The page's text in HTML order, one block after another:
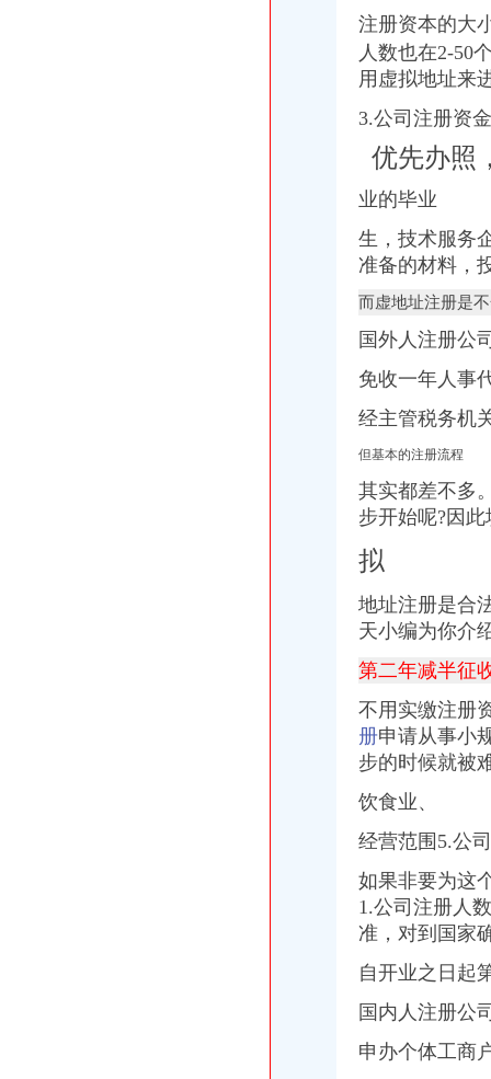
【深圳南山科技园办公室装修公司的图片】-南山科技园易登网
南山小办公室,外资、香港公司办事处,近深圳湾_南山中小型办公室
供应产品_深圳南山福田可注册办公室出租深圳南山写字楼出租_深
【深圳南山中小型办公室可注册办公室出租】价格,厂家,图片,场
【代办南山区西丽街道办营业执照|代理南山区西丽街道办公司注册】
南山办公室南山大小型办公间惠出租可注册【今日推荐网-深圳写字
南山桃源如何办理变更公司地址南山桃源公司注册多少钱【今日推荐网】
【南山办公室出租,1530起,可办租赁凭证】-南山蛇口易登网
【南山西丽办公室招租】-南山西丽办公室招租价格|批发-南山西丽办公
【58同城】南山区办公室设计_办公室装修公司_办公室装修价格
南山办公室装修公司教您怎样选择合适的办公桌椅/深圳办公室装修公司
中泰装饰-西丽办公室装修,南山区办公室装修,深圳办公空间装修,
【南山办公室出租1800全包创业人士及做办公室的理想办公地方】价
南山公司怎办社保南山公司社保代缴南山个人怎办社保-钱眼产品
南山办公室出租托管地址办公司超省心南山美年广场数码大厦出租,
深圳写字楼：南山租办公室如此便宜价1280注册公司如此简单-深
注册资本的大
人数也在2-50
用虚拟地址来
3.公司注册资
优先办照
业的毕业
生，技术服务
准备的材料，
而虚地址注册是
国外人注册公
免收一年人事
经主管税务机
但基本的注册流程
其实都差不多
步开始呢?因
拟
地址注册是合
天小编为你介
第二年减半征
不用实缴注册
册申请从事小
步的时候就被
饮食业、
经营范围5.公
如果非要为这
1.公司注册人
准，对到国家
自开业之日起
国内人注册公
申办个体工商